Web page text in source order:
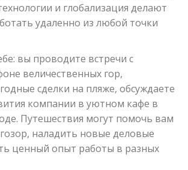
и глобализация делают
удаленно из любой точки
вы проводите встречи с
величественных гор,
сделки на пляже, обсуждаете
компании в уютном кафе в
Путешествия могут помочь вам
наладить новые деловые
ценный опыт работы в разных